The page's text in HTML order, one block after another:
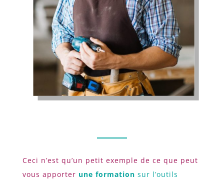
Ceci n’est qu’un petit exemple de ce que peut
vous apporter une formation sur l’outils